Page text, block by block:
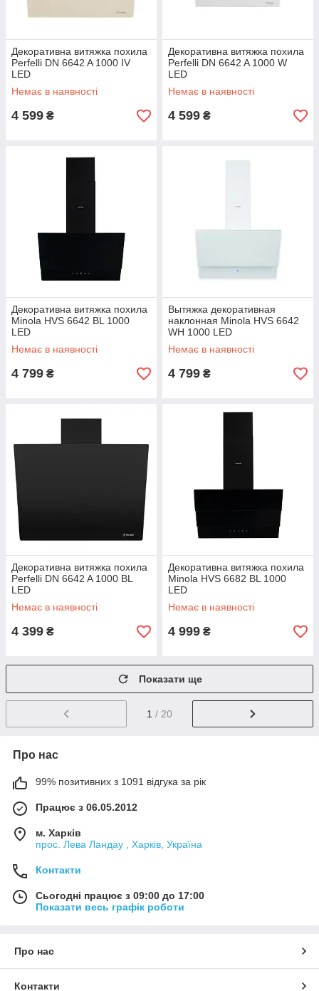
Декоративна витяжка похила
Perfelli DN 6642 A 1000 IV
LED
Немає в наявності
4 599 ₴
Декоративна витяжка похила
Perfelli DN 6642 A 1000 W
LED
Немає в наявності
4 599 ₴
Декоративна витяжка похила
Minola HVS 6642 BL 1000
LED
Немає в наявності
4 799 ₴
Вытяжка декоративная
наклонная Minola HVS 6642
WH 1000 LED
Немає в наявності
4 799 ₴
Декоративна витяжка похила
Perfelli DN 6642 A 1000 BL
LED
Немає в наявності
4 399 ₴
Декоративна витяжка похила
Minola HVS 6682 BL 1000
LED
Немає в наявності
4 999 ₴
Показати ще
1 / 20
Про нас
99% позитивних з 1091 відгука за рік
Працює з 06.05.2012
м. Харків
прос. Лева Ландау , Харків, Україна
Контакти
Сьогодні працює з 09:00 до 17:00
Показати весь графік роботи
Про нас
Контакти